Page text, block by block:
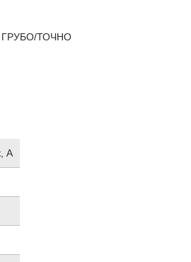
ГРУБО/ТОЧНО
А